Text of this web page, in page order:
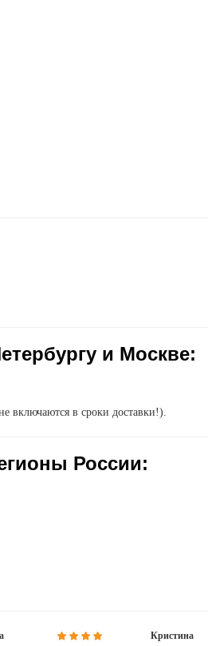
и Москве:
включаются в сроки доставки!).
России:
Кристина